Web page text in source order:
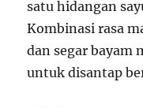
satu hidangan
Kombinasi rasa
dan segar bayam
untuk disantap